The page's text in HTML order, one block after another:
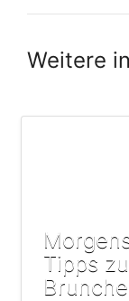
Weitere
Tipps